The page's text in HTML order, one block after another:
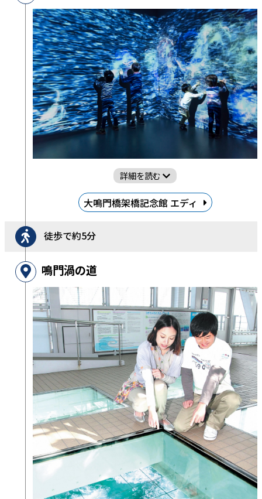
詳細を読む
大鳴門橋架橋記念館 エディ
徒歩で約5分
鳴門渦の道